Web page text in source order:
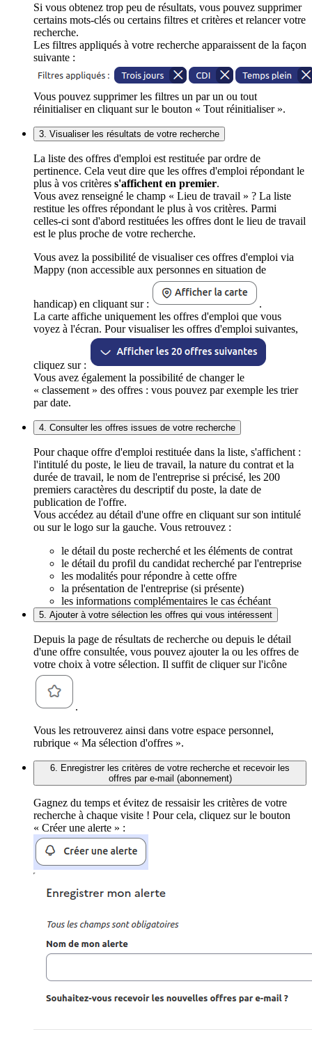
Si vous obtenez trop peu de résultats, vous pouvez supprimer
certains mots-clés ou certains filtres et critères et relancer votre
recherche.
Les filtres appliqués à votre recherche apparaissent de la façon
suivante :
Vous pouvez supprimer les filtres un par un ou tout
réinitialiser en cliquant sur le bouton « Tout réinitialiser ».
3. Visualiser les résultats de votre recherche
La liste des offres d'emploi est restituée par ordre de
pertinence. Cela veut dire que les offres d'emploi répondant le
plus à vos critères s'affichent en premier.
Vous avez renseigné le champ « Lieu de travail » ? La liste
restitue les offres répondant le plus à vos critères. Parmi
celles-ci sont d'abord restituées les offres dont le lieu de travail
est le plus proche de votre recherche.
Vous avez la possibilité de visualiser ces offres d'emploi via
Mappy (non accessible aux personnes en situation de
handicap) en cliquant sur :
.
La carte affiche uniquement les offres d'emploi que vous
voyez à l'écran. Pour visualiser les offres d'emploi suivantes,
cliquez sur :
Vous avez également la possibilité de changer le
« classement » des offres : vous pouvez par exemple les trier
par date.
4. Consulter les offres issues de votre recherche
Pour chaque offre d'emploi restituée dans la liste, s'affichent :
l'intitulé du poste, le lieu de travail, la nature du contrat et la
durée de travail, le nom de l'entreprise si précisé, les 200
premiers caractères du descriptif du poste, la date de
publication de l'offre.
Vous accédez au détail d'une offre en cliquant sur son intitulé
ou sur le logo sur la gauche. Vous retrouvez :
le détail du poste recherché et les éléments de contrat
le détail du profil du candidat recherché par l'entreprise
les modalités pour répondre à cette offre
la présentation de l'entreprise (si présente)
les informations complémentaires le cas échéant
5. Ajouter à votre sélection les offres qui vous intéressent
Depuis la page de résultats de recherche ou depuis le détail
d'une offre consultée, vous pouvez ajouter la ou les offres de
votre choix à votre sélection. Il suffit de cliquer sur l'icône
.
Vous les retrouverez ainsi dans votre espace personnel,
rubrique « Ma sélection d'offres ».
6. Enregistrer les critères de votre recherche et recevoir les
offres par e-mail (abonnement)
Gagnez du temps et évitez de ressaisir les critères de votre
recherche à chaque visite ! Pour cela, cliquez sur le bouton
« Créer une alerte » :